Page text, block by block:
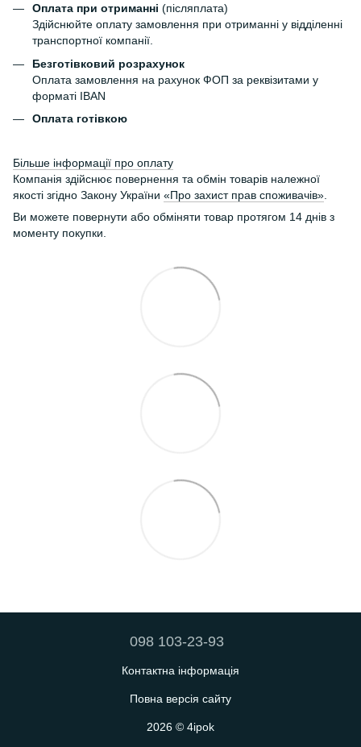
Оплата при отриманні (післяплата)
Здійснюйте оплату замовлення при отриманні у відділенні
транспортної компанії.
Безготівковий розрахунок
Оплата замовлення на рахунок ФОП за реквізитами у
форматі IBAN
Оплата готівкою
Більше інформації про оплату
Компанія здійснює повернення та обмін товарів належної
якості згідно Закону України «Про захист прав споживачів».
Ви можете повернути або обміняти товар протягом 14 днів з
моменту покупки.
098 103-23-93
Контактна інформація
Повна версія сайту
2026 © 4ipok